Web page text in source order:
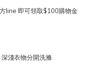
line 即可領取$100購物金
淺衣物分開洗滌